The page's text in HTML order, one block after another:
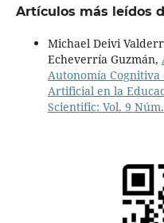
Artículos más leídos
Michael Deivi
Echeverría Guzmán,
Autonomía Cognitiva
Artificial en la
Scientific: Vol. 9